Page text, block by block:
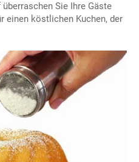
Sie Ihre Gäste
einen köstlichen Kuchen, der